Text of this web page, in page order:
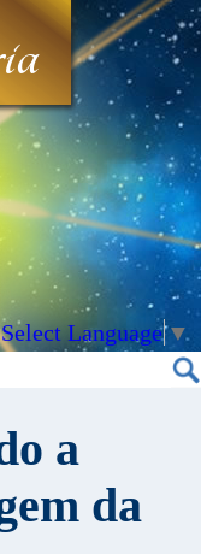
Select Language▼
a
da